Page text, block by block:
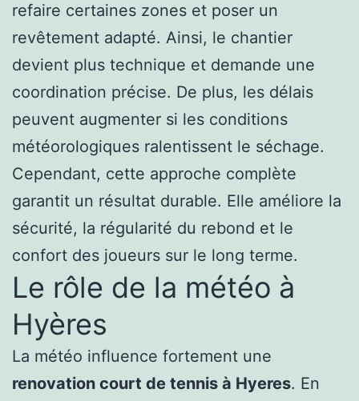
refaire certaines zones et poser un
revêtement adapté. Ainsi, le chantier
devient plus technique et demande une
coordination précise. De plus, les délais
peuvent augmenter si les conditions
météorologiques ralentissent le séchage.
Cependant, cette approche complète
garantit un résultat durable. Elle améliore la
sécurité, la régularité du rebond et le
confort des joueurs sur le long terme.
Le rôle de la météo à
Hyères
La météo influence fortement une
renovation court de tennis à Hyeres. En